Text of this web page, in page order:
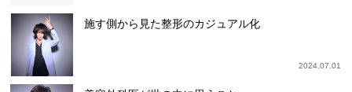
施す側から見た整形のカジュアル化
2024.07.01